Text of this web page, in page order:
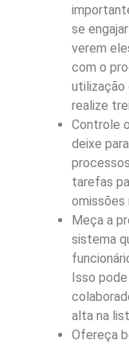
se
verem
com o
utilização
realize
Controle
deixe
tarefas
omissões
Meça a
sistema
Isso
alta na
Ofereça